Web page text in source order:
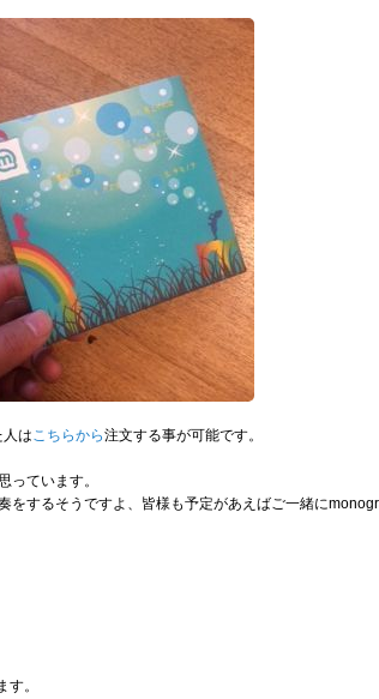
はこちらから注文する事が可能です。
っています。
するそうですよ、皆様も予定があえばご一緒に
。